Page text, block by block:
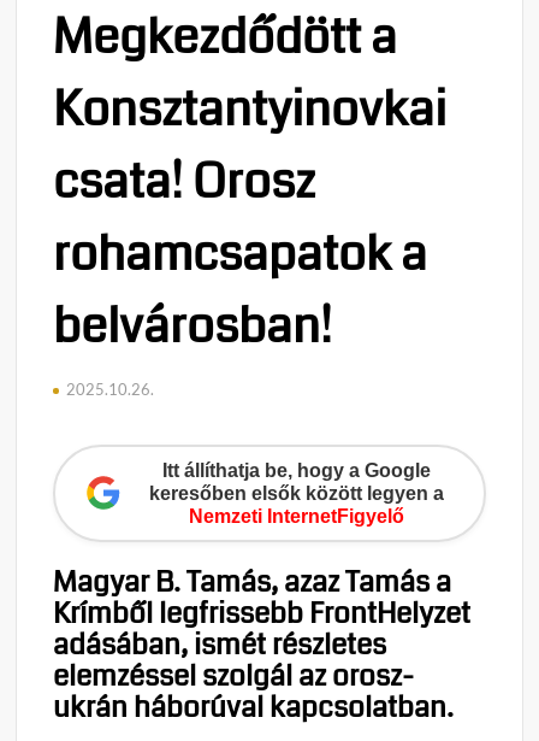
Megkezdődött a
Konsztantyinovkai
csata! Orosz
rohamcsapatok a
belvárosban!
2025.10.26.
Itt állíthatja be, hogy a Google
keresőben elsők között legyen a
Nemzeti InternetFigyelő
Magyar B. Tamás, azaz Tamás a
Krímből legfrissebb FrontHelyzet
adásában, ismét részletes
elemzéssel szolgál az orosz-
ukrán háborúval kapcsolatban.